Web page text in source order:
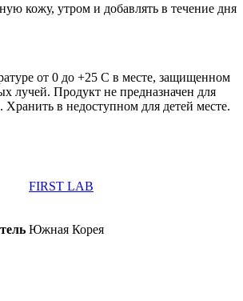
кожу, утром и добавлять в течение дня
от 0 до +25 C в месте, защищенном
лучей. Продукт не предназначен для
в недоступном для детей месте.
FIRST LAB
Южная Корея